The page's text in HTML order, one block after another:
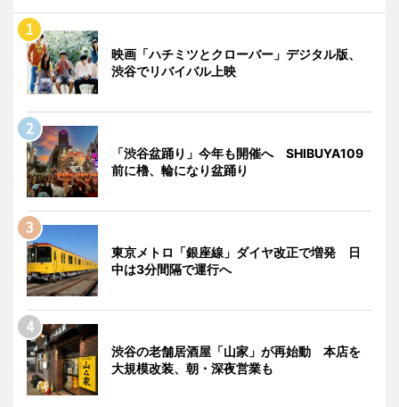
映画「ハチミツとクローバー」デジタル版、
渋谷でリバイバル上映
「渋谷盆踊り」今年も開催へ SHIBUYA109
前に櫓、輪になり盆踊り
東京メトロ「銀座線」ダイヤ改正で増発 日
中は3分間隔で運行へ
渋谷の老舗居酒屋「山家」が再始動 本店を
大規模改装、朝・深夜営業も